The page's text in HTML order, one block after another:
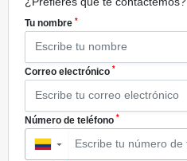
Tu nombre *
Correo electrónico *
Número de teléfono *
▼